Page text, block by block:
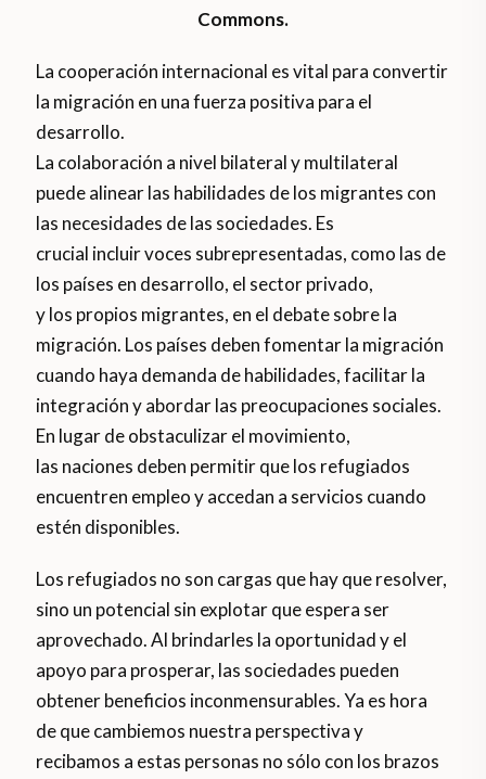
Commons.
La cooperación internacional es vital para convertir
la migración en una fuerza positiva para el
desarrollo.
La colaboración a nivel bilateral y multilateral
puede alinear las habilidades de los migrantes con
las necesidades de las sociedades. Es
crucial incluir voces subrepresentadas, como las de
los países en desarrollo, el sector privado,
y los propios migrantes, en el debate sobre la
migración. Los países deben fomentar la migración
cuando haya demanda de habilidades, facilitar la
integración y abordar las preocupaciones sociales.
En lugar de obstaculizar el movimiento,
las naciones deben permitir que los refugiados
encuentren empleo y accedan a servicios cuando
estén disponibles.
Los refugiados no son cargas que hay que resolver,
sino un potencial sin explotar que espera ser
aprovechado. Al brindarles la oportunidad y el
apoyo para prosperar, las sociedades pueden
obtener beneficios inconmensurables. Ya es hora
de que cambiemos nuestra perspectiva y
recibamos a estas personas no sólo con los brazos